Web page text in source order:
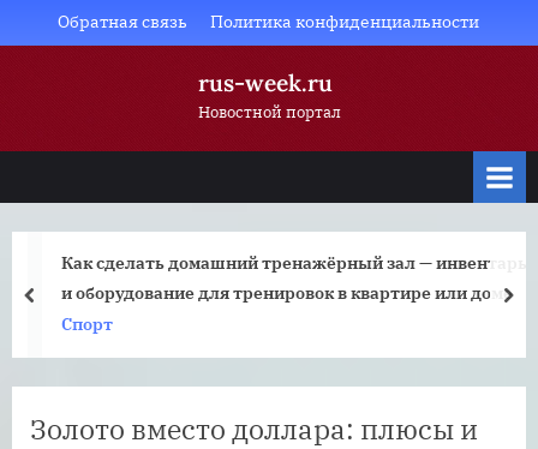
to
Обратная связь Политика конфиденциальности
rus-week.ru
Новостной портал
Как сделать домашний тренажёрный зал — инвентарь
и оборудование для тренировок в квартире или доме
Спорт
prev
Золото вместо доллара: плюсы и